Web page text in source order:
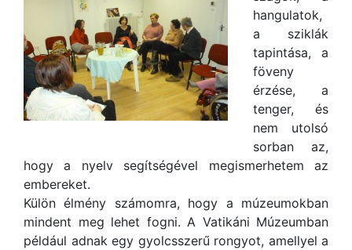
hangulatok,
a sziklák
tapintása, a
föveny
érzése, a
tenger, és
nem utolsó
sorban az,
hogy a nyelv segítségével megismerhetem az
embereket.
Külön élmény számomra, hogy a múzeumokban
mindent meg lehet fogni. A Vatikáni Múzeumban
például adnak egy gyolcsszerű rongyot, amellyel a